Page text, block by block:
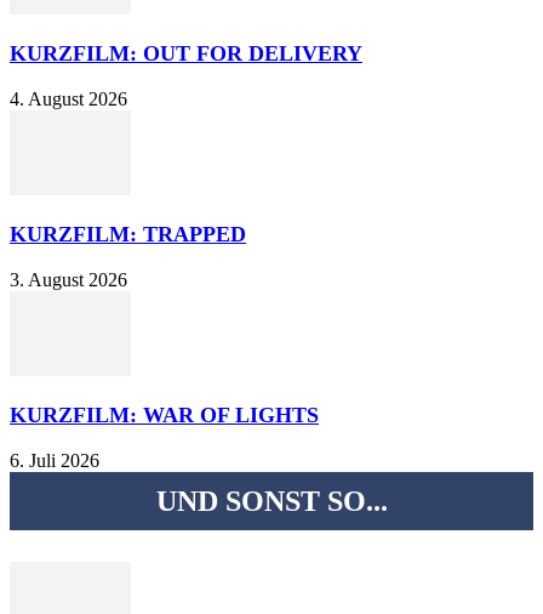
KURZFILM: OUT FOR DELIVERY
4. August 2026
KURZFILM: TRAPPED
3. August 2026
KURZFILM: WAR OF LIGHTS
6. Juli 2026
UND SONST SO...